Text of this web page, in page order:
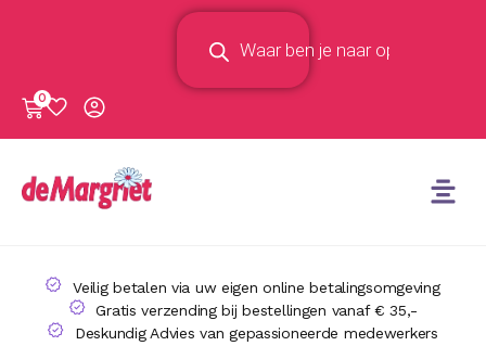
0
Veilig betalen via uw eigen online betalingsomgeving
Gratis verzending bij bestellingen vanaf € 35,-
Deskundig Advies van gepassioneerde medewerkers